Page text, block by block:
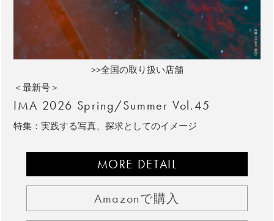
>>全国の取り扱い店舗
＜最新号＞
IMA 2026 Spring/Summer Vol.45
特集：実践する写真、探求としてのイメージ
MORE DETAIL
Amazonで購入